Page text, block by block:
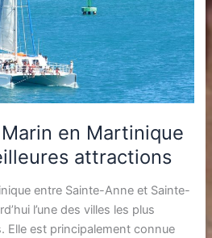
en Martinique
attractions
entre Sainte-Anne et Sainte-
l’une des villes les plus
Elle est principalement connue